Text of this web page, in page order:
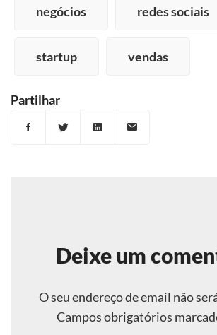
negócios redes sociais
startup vendas
Partilhar
Deixe um
O seu endereço de email não
Campos obrigatórios